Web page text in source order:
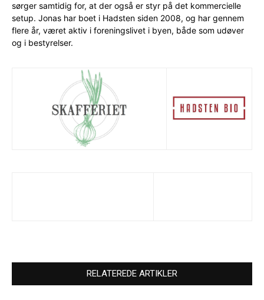
sørger samtidig for, at der også er styr på det kommercielle
setup. Jonas har boet i Hadsten siden 2008, og har gennem
flere år, været aktiv i foreningslivet i byen, både som udøver
og i bestyrelser.
RELATEREDE ARTIKLER